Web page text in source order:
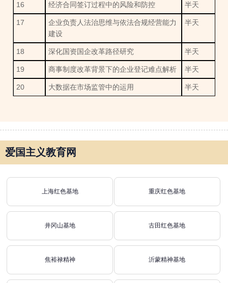
16 经济合同签订过程中的风险和防控 半天
17
企业负责人法治思维与依法合规经营能力
建设
半天
18 深化国资国企改革路径研究 半天
19 商事制度改革背景下的企业登记难点解析 半天
20 大数据在市场监管中的运用 半天
爱国主义教育网
上海红色基地 重庆红色基地
井冈山基地 古田红色基地
焦裕禄精神 沂蒙精神基地